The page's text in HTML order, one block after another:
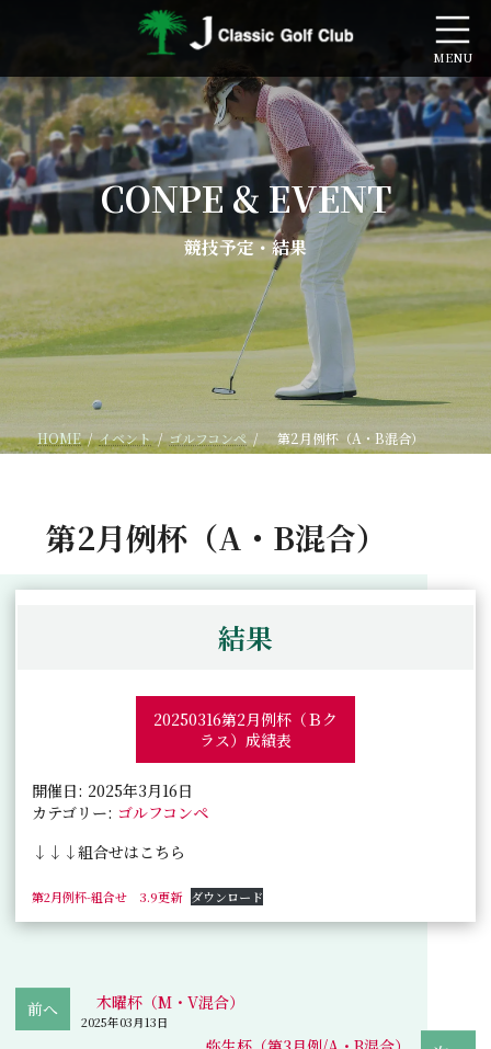
ン
ツ
へ
ス
キ
ッ
プ
ー
シ
ョ
ン
に
移
動
CONPE & EVENT
競技予定・結果
HOME イベント ゴルフコンペ 第2月例杯（A・B混合）
第2月例杯（A・B混合）
結果
20250316第2月例杯（Ｂク
ラス）成績表
開催日: 2025年3月16日
カテゴリー: ゴルフコンペ
↓↓↓組合せはこちら
第2月例杯-組合せ 3.9更新 ダウンロード
木曜杯（M・V混合）
2025年03月13日